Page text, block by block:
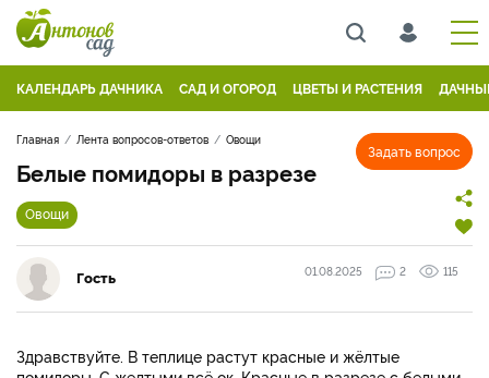
КАЛЕНДАРЬ ДАЧНИКА САД И ОГОРОД ЦВЕТЫ И РАСТЕНИЯ
Задать вопрос
Главная Лента вопросов-ответов Овощи
Белые помидоры в разрезе
Овощи
Гость 01.08.2025 2 115
Здравствуйте. В теплице растут красные и жёлтые